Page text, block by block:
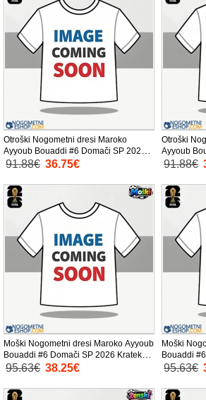
Otroški Nogometni dresi Maroko
Ayyoub Bouaddi #6 Domači SP 2026
Kratek Rokav (+ Kratke hlače)
91.88€ 36.75€
Otroški
Ayyoub
Kratek
91.88€
Moški Nogometni dresi Maroko Ayyoub
Bouaddi #6 Domači SP 2026 Kratek
Rokav
95.63€ 38.25€
Moški
Bouaddi
Rokav
95.63€